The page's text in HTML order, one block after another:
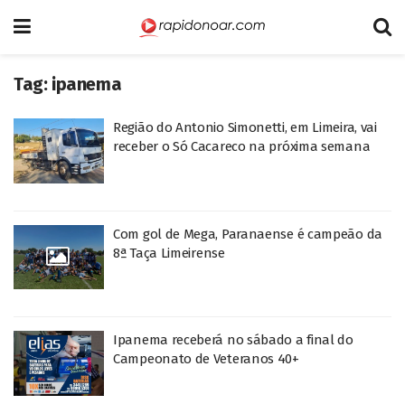
Tag: ipanema
Região do Antonio Simonetti, em Limeira, vai
receber o Só Cacareco na próxima semana
Com gol de Mega, Paranaense é campeão da
8ª Taça Limeirense
Ipanema receberá no sábado a final do
Campeonato de Veteranos 40+